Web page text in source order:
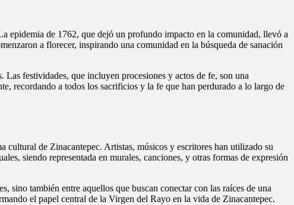
epidemia de 1762, que dejó un profundo impacto en la comunidad, llevó a
a florecer, inspirando una comunidad en la búsqueda de sanación
festividades, que incluyen procesiones y actos de fe, son una
recordando a todos los sacrificios y la fe que han perdurado a lo largo de
de Zinacantepec. Artistas, músicos y escritores han utilizado su
siendo representada en murales, canciones, y otras formas de expresión
también entre aquellos que buscan conectar con las raíces de una
el papel central de la Virgen del Rayo en la vida de Zinacantepec.